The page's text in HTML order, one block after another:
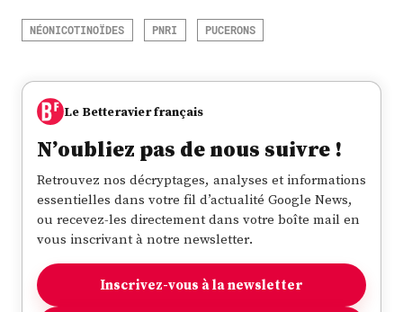
NÉONICOTINOÏDES PNRI PUCERONS
Le Betteravier français
N’oubliez pas de nous suivre !
Retrouvez nos décryptages, analyses et informations
essentielles dans votre fil d’actualité Google News,
ou recevez-les directement dans votre boîte mail en
vous inscrivant à notre newsletter.
Inscrivez-vous à la newsletter